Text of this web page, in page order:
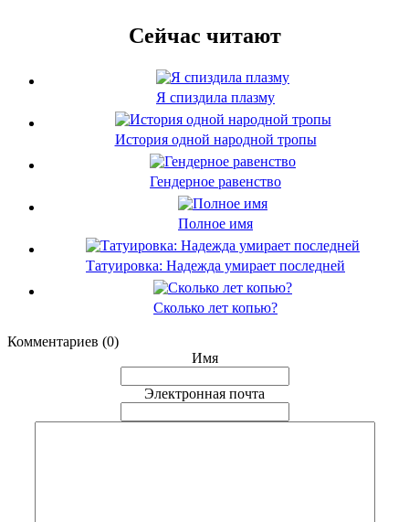
Сейчас читают
Я спиздила плазму
История одной народной тропы
Гендерное равенство
Полное имя
Татуировка: Надежда умирает последней
Сколько лет копью?
Комментариев (0)
Имя
Электронная почта